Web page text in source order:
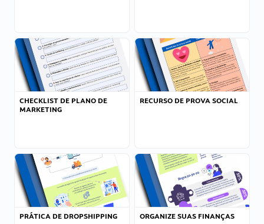
CHECKLIST DE PLANO DE
MARKETING
RECURSO DE PROVA SOCIAL
PRÁTICA DE DROPSHIPPING ORGANIZE SUAS FINANÇAS